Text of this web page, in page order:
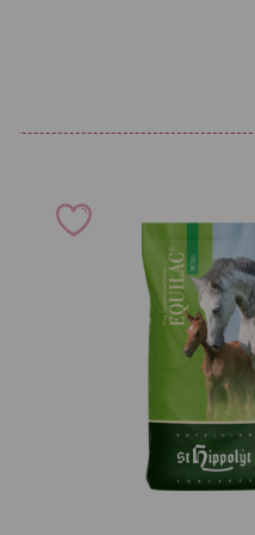
Calcium
Ernährungsphysiologische
Beta-Carotin 3a160(a)
Vitamin E 3a700